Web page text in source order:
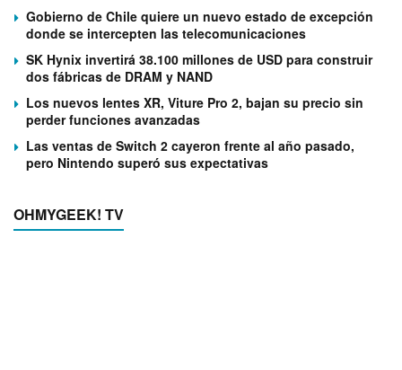
Gobierno de Chile quiere un nuevo estado de excepción
donde se intercepten las telecomunicaciones
SK Hynix invertirá 38.100 millones de USD para construir
dos fábricas de DRAM y NAND
Los nuevos lentes XR, Viture Pro 2, bajan su precio sin
perder funciones avanzadas
Las ventas de Switch 2 cayeron frente al año pasado,
pero Nintendo superó sus expectativas
OHMYGEEK! TV